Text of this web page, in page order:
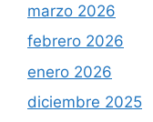
marzo 2026
febrero 2026
enero 2026
diciembre 2025